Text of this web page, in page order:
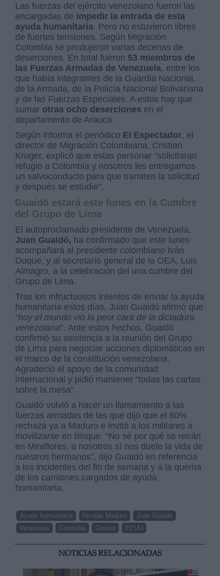
Las fuerzas del ejército venezolano fueron las
encargadas de impedir la entrada de esta
ayuda humanitaria. Pero no estuvieron libres
de fuertes tensiones. Según Migración
Colombia se produjeron varias decenas de
deserciones. En total fueron 53 miembros de
las Fuerzas Armadas de Venezuela, entre los
que había integrantes de la Guardia Nacional,
de la Armada, de la Policía Nacional Bolivariana
y de las Fuerzas Especiales. A estos hay que
sumar otras ocho deserciones en el
departamento de Arauca.
Según informa el periódico El Espectador, el
director de Migración Colombiana, Cristian
Kruger, explicó que estas personar “solicitaran
refugio a Colombia y nosotros les entregamos
un salvoconducto para que tramiten la solicitud
y después se estudie”.
Guaidó estará este lunes en la Cumbre
del Grupo de Lima
El autoproclamado presidente de Venezuela,
Juan Guaidó, ha confirmado que este lunes
acompañará al presidente colombiano Iván
Duque, y al secretario general de la OEA, Luis
Almagro, a la celebración del una cumbre del
Grupo de Lima.
Tras los infructuosos intentos de enviar la ayuda
humanitaria estos días, Juan Guaidó afirmó que
“hoy el mundo vio la peor cara de la dictadura
venezolana”. Ante estos hechos, Guaidó
confirmó su asistencia a la reunión del Grupo
de Lima para negociar acciones diplomáticas en
el marco de la constitución venezolana.
Agradeció el apoyo de la comunidad
internacional y pidió mantener “todas las cartas
sobre la mesa”.
Guaidó volvió a hacer un llamamiento a las
fuerzas armadas de las que dijo que el 80%
rechaza ya a Maduro e invitó a los militares a
movilizarse en bloque. “No sé por qué se reirán
en Miraflores, a nosotros sí nos duele la vida de
nuestros hermanos”, dijo Guaidó en referencia
a los incidentes del fin de semana y a la quema
de los camiones cargados de ayuda
humanitaria.
Ayuda humanitaria Nicolás Maduro
Juan Guaidó
Venezuela
Colombia Cúcuta EEUU
NOTICIAS RELACIONADAS